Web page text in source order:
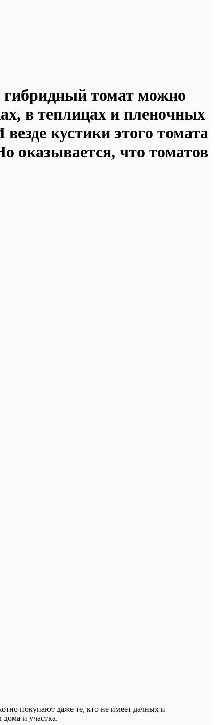
томат можно
в теплицах и пленочных
кустики этого томата
оказывается, что томатов
покупают даже те, кто не имеет дачных и
и участка.